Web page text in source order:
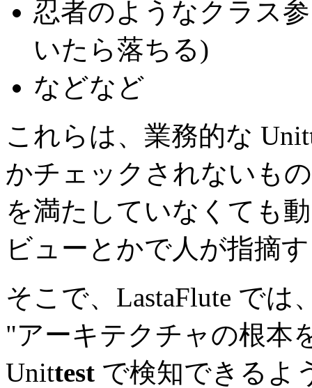
忍者のようなクラス
いたら落ちる)
などなど
これらは、業務的な Unit
かチェックされないも
を満たしていなくても
ビューとかで人が指摘
そこで、LastaFlute で
"アーキテクチャの根本
Unittest で検知できるよ